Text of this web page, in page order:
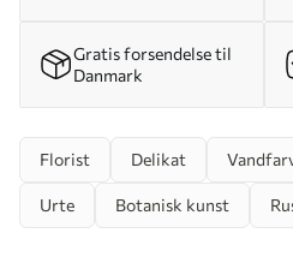
Gratis forsendelse til
Danmark
Florist Delikat
Urte Botanisk kunst